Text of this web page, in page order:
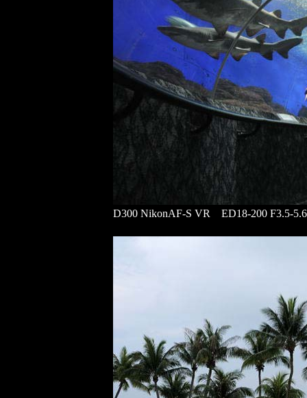
D300 NikonAF-S VR ED18-200 F3.5-